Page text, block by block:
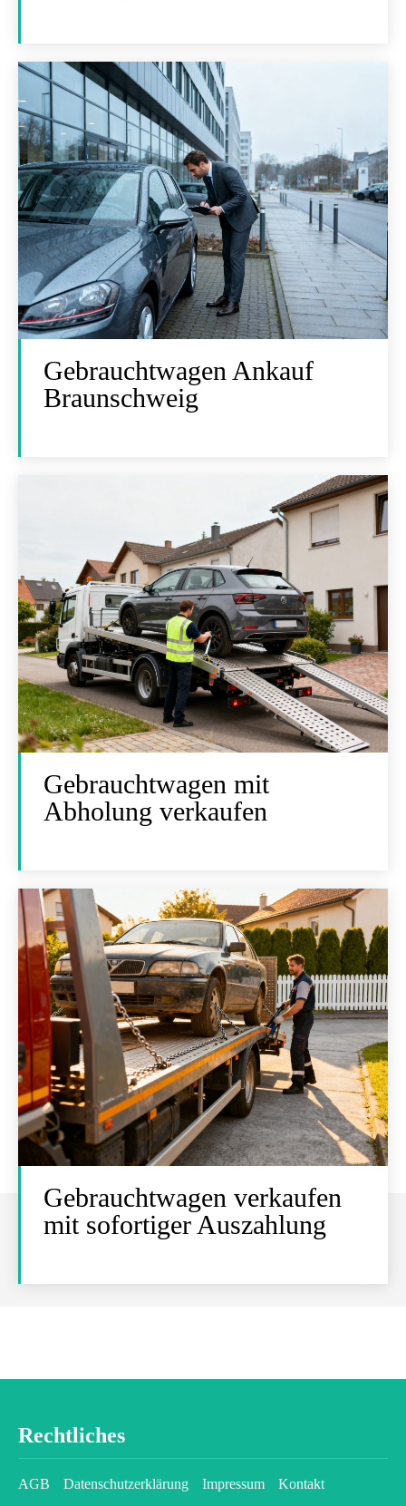
Gebrauchtwagen Ankauf
Braunschweig
Gebrauchtwagen mit
Abholung verkaufen
Gebrauchtwagen verkaufen
mit sofortiger Auszahlung
Rechtliches
AGB Datenschutzerklärung Impressum
Kontakt